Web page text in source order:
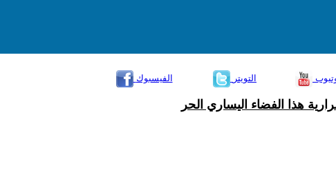
الفيسبوك
التويتر
هذا الفضاء اليساري الحر